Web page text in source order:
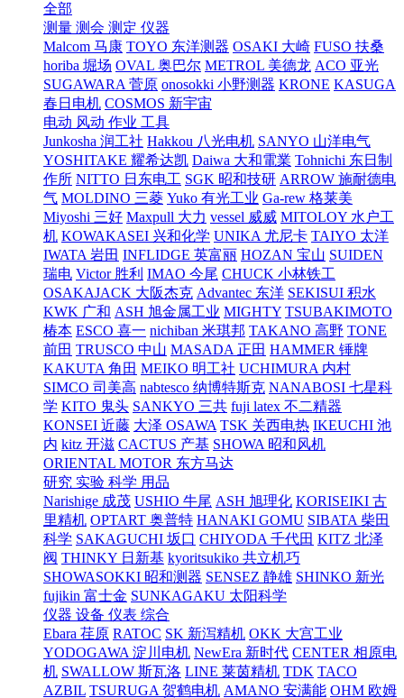
全部
测量 测会 测定 仪器
Malcom 马康 TOYO 东洋测器 OSAKI 大崎 FUSO 扶桑
horiba 堀场 OVAL 奥巴尔 METROL 美德龙 ACO 亚光
SUGAWARA 菅原 onosokki 小野测器 KRONE KASUGA
春日电机 COSMOS 新宇宙
电动 风动 作业 工具
Junkosha 润工社 Hakkou 八光电机 SANYO 山洋电气
YOSHITAKE 耀希达凯 Daiwa 大和電業 Tohnichi 东日制
作所 NITTO 日东电工 SGK 昭和技研 ARROW 施耐德电
气 MOLDINO 三菱 Yuko 有光工业 Ga-rew 格莱美
Miyoshi 三好 Maxpull 大力 vessel 威威 MITOLOY 水户工
机 KOWAKASEI 兴和化学 UNIKA 尤尼卡 TAIYO 太洋
IWATA 岩田 INFLIDGE 英富丽 HOZAN 宝山 SUIDEN
瑞电 Victor 胜利 IMAO 今尾 CHUCK 小林铁工
OSAKAJACK 大阪杰克 Advantec 东洋 SEKISUI 积水
KWK 广和 ASH 旭金属工业 MIGHTY TSUBAKIMOTO
椿本 ESCO 喜一 nichiban 米琪邦 TAKANO 高野 TONE
前田 TRUSCO 中山 MASADA 正田 HAMMER 锤牌
KAKUTA 角田 MEIKO 明工社 UCHIMURA 内村
SIMCO 司美高 nabtesco 纳博特斯克 NANABOSI 七星科
学 KITO 鬼头 SANKYO 三共 fuji latex 不二精器
KONSEI 近藤 大泽 OSAWA TSK 关西电热 IKEUCHI 池
内 kitz 开滋 CACTUS 产基 SHOWA 昭和风机
ORIENTAL MOTOR 东方马达
研究 实验 科学 用品
Narishige 成茂 USHIO 牛尾 ASH 旭理化 KORISEIKI 古
里精机 OPTART 奥普特 HANAKI GOMU SIBATA 柴田
科学 SAKAGUCHI 坂口 CHIYODA 千代田 KITZ 北泽
阀 THINKY 日新基 kyoritsukiko 共立机巧
SHOWASOKKI 昭和测器 SENSEZ 静雄 SHINKO 新光
fujikin 富士金 SUNKAGAKU 太阳科学
仪器 设备 仪表 综合
Ebara 荏原 RATOC SK 新泻精机 OKK 大宫工业
YODOGAWA 淀川电机 NewEra 新时代 CENTER 相原电
机 SWALLOW 斯瓦洛 LINE 莱茵精机 TDK TACO
AZBIL TSURUGA 贺鹤电机 AMANO 安满能 OHM 欧姆